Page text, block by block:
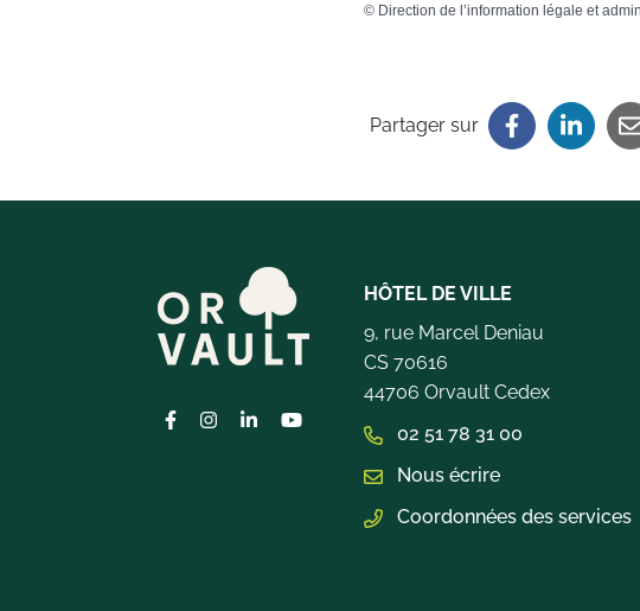
© Direction de l’information légale et
Partager sur
Lien vers le compte Facebook
Lien vers le compte Instagram
Lien vers le compte Linkedin
Lien vers la chaîne Youtube
HÔTEL DE VILLE
9, rue Marcel Deniau
CS 70616
44706 Orvault Cedex
02 51 78 31 00
Nous écrire
Coordonnées des services